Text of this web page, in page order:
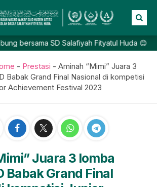
SD Salafiyah Fityatul Huda 😊
- Prestasi - Aminah “Mimi” Juara 3
Babak Grand Final Nasional di kompetisi
Achievement Festival 2023
Juara 3 lomba
Babak Grand Final